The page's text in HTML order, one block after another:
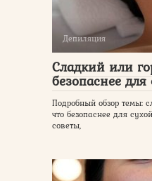
Депиляция
Сладкий или
безопаснее
Подробный обзор темы:
что безопаснее для
советы,